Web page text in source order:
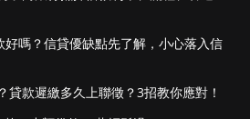
好嗎？信貸優缺點先了解，小心落入信
貸款遲繳多久上聯徵？3招教你應對！